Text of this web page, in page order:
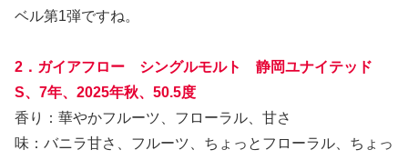
ベル第1弾ですね。
2．ガイアフロー シングルモルト 静岡ユナイテッド
S、7年、2025年秋、50.5度
香り：華やかフルーツ、フローラル、甘さ
味：バニラ甘さ、フルーツ、ちょっとフローラル、ちょっ